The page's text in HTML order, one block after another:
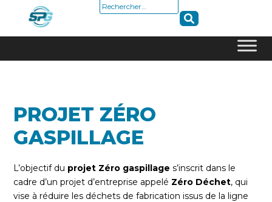
Rechercher :
PROJET ZÉRO
GASPILLAGE
L’objectif du projet Zéro gaspillage s’inscrit dans le
cadre d’un projet d’entreprise appelé Zéro Déchet, qui
vise à réduire les déchets de fabrication issus de la ligne